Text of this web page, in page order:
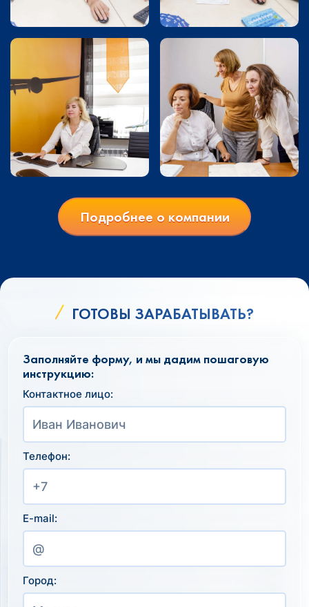
Подробнее о компании
ГОТОВЫ ЗАРАБАТЫВАТЬ?
Заполняйте форму, и мы дадим пошаговую
инструкцию:
Контактное лицо:
Телефон:
E-mail:
Город: